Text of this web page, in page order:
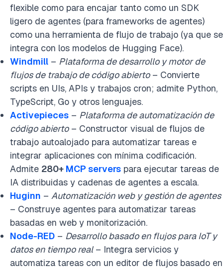
flexible como para encajar tanto como un SDK
ligero de agentes (para frameworks de agentes)
como una herramienta de flujo de trabajo (ya que se
integra con los modelos de Hugging Face).
Windmill – Plataforma de desarrollo y motor de
flujos de trabajo de código abierto– Convierte
scripts en UIs, APIs y trabajos cron; admite Python,
TypeScript, Go y otros lenguajes.
Activepieces – Plataforma de automatización de
código abierto– Constructor visual de flujos de
trabajo autoalojado para automatizar tareas e
integrar aplicaciones con mínima codificación.
Admite 280+ MCP servers para ejecutar tareas de
IA distribuidas y cadenas de agentes a escala.
Huginn – Automatización web y gestión de agentes
– Construye agentes para automatizar tareas
basadas en web y monitorización.
Node-RED – Desarrollo basado en flujos para IoT y
datos en tiempo real– Integra servicios y
automatiza tareas con un editor de flujos basado en